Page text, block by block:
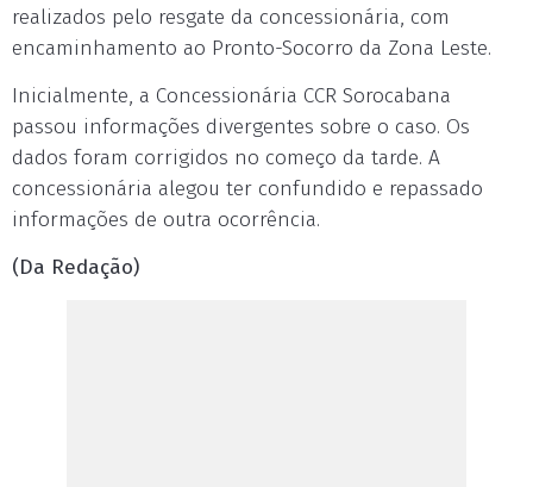
realizados pelo resgate da concessionária, com
encaminhamento ao Pronto-Socorro da Zona Leste.
Inicialmente, a Concessionária CCR Sorocabana
passou informações divergentes sobre o caso. Os
dados foram corrigidos no começo da tarde. A
concessionária alegou ter confundido e repassado
informações de outra ocorrência.
(Da Redação)